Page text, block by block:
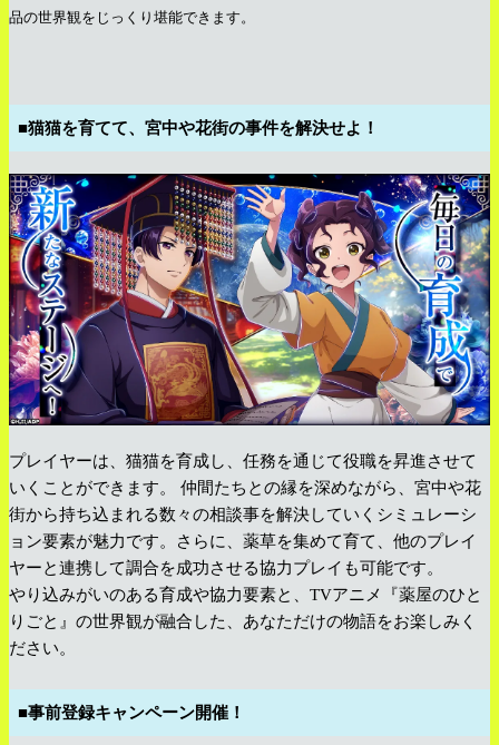
品の世界観をじっくり堪能できます。
■猫猫を育てて、宮中や花街の事件を解決せよ！
プレイヤーは、猫猫を育成し、任務を通じて役職を昇進させて
いくことができます。 仲間たちとの縁を深めながら、宮中や花
街から持ち込まれる数々の相談事を解決していくシミュレーシ
ョン要素が魅力です。さらに、薬草を集めて育て、他のプレイ
ヤーと連携して調合を成功させる協力プレイも可能です。
やり込みがいのある育成や協力要素と、TVアニメ『薬屋のひと
りごと』の世界観が融合した、あなただけの物語をお楽しみく
ださい。
■事前登録キャンペーン開催！